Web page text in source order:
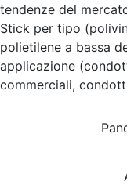
tendenze del
Stick per tipo
polietilene a bassa
applicazione
commerciali,